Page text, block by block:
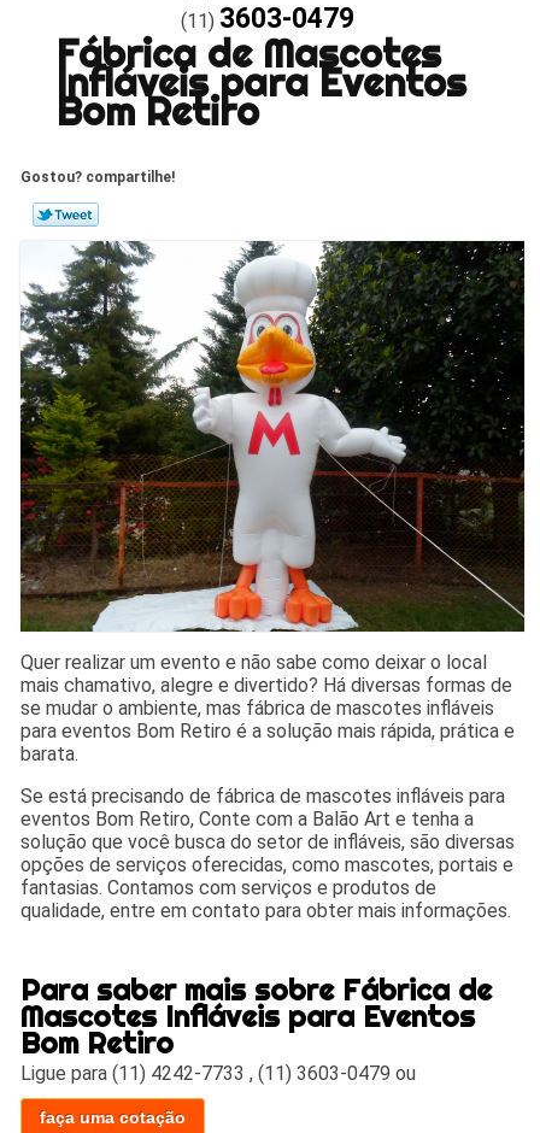
(11) 3603-0479
Fábrica de Mascotes
Infláveis para Eventos
Bom Retiro
Gostou? compartilhe!
Quer realizar um evento e não sabe como deixar o local
mais chamativo, alegre e divertido? Há diversas formas de
se mudar o ambiente, mas fábrica de mascotes infláveis
para eventos Bom Retiro é a solução mais rápida, prática e
barata.
Se está precisando de fábrica de mascotes infláveis para
eventos Bom Retiro, Conte com a Balão Art e tenha a
solução que você busca do setor de infláveis, são diversas
opções de serviços oferecidas, como mascotes, portais e
fantasias. Contamos com serviços e produtos de
qualidade, entre em contato para obter mais informações.
Para saber mais sobre Fábrica de
Mascotes Infláveis para Eventos
Bom Retiro
Ligue para(11) 4242-7733 ,(11) 3603-0479 ou
faça uma cotação